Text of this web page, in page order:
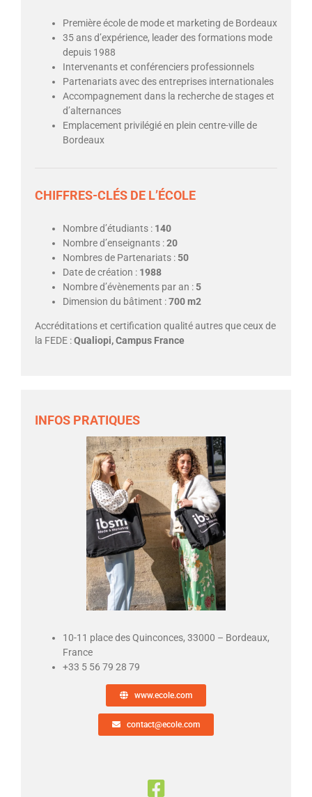
Première école de mode et marketing de Bordeaux
35 ans d’expérience, leader des formations mode
depuis 1988
Intervenants et conférenciers professionnels
Partenariats avec des entreprises internationales
Accompagnement dans la recherche de stages et
d’alternances
Emplacement privilégié en plein centre-ville de
Bordeaux
CHIFFRES-CLÉS DE L’ÉCOLE
Nombre d’étudiants : 140
Nombre d’enseignants :20
Nombres de Partenariats :50
Date de création : 1988
Nombre d’évènements par an :5
Dimension du bâtiment :700 m2
Accréditations et certification qualité autres que ceux de
la FEDE :Qualiopi, Campus France
INFOS PRATIQUES
10-11 place des Quinconces, 33000 – Bordeaux,
France
+33 5 56 79 28 79
www.ecole.com
contact@ecole.com